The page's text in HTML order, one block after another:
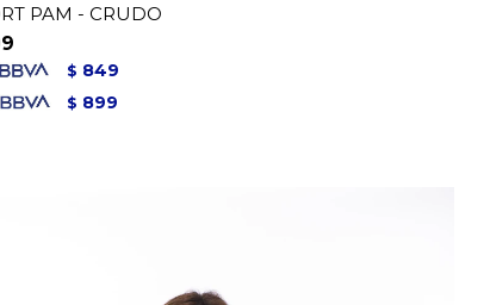
PAM - CRUDO
$ 849
$ 899